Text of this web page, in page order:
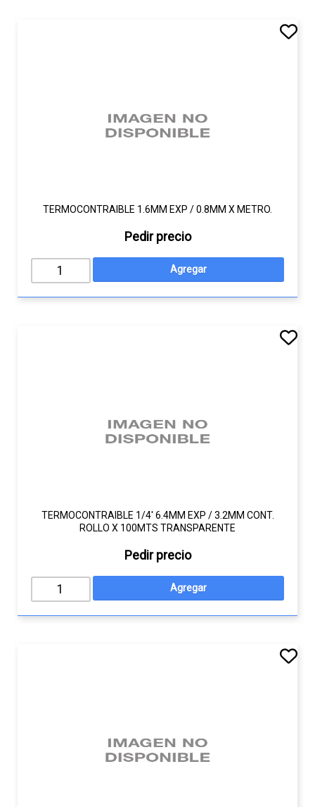
TERMOCONTRAIBLE 1.6MM EXP / 0.8MM X METRO.
Pedir precio
TERMOCONTRAIBLE 1/4' 6.4MM EXP / 3.2MM CONT.
ROLLO X 100MTS TRANSPARENTE
Pedir precio